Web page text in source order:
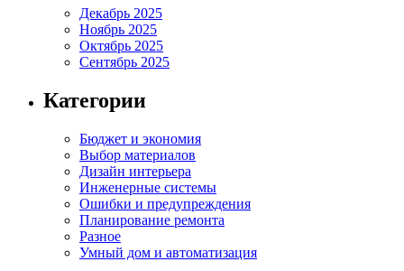
Декабрь 2025
Ноябрь 2025
Октябрь 2025
Сентябрь 2025
Категории
Бюджет и экономия
Выбор материалов
Дизайн интерьера
Инженерные системы
Ошибки и предупреждения
Планирование ремонта
Разное
Умный дом и автоматизация